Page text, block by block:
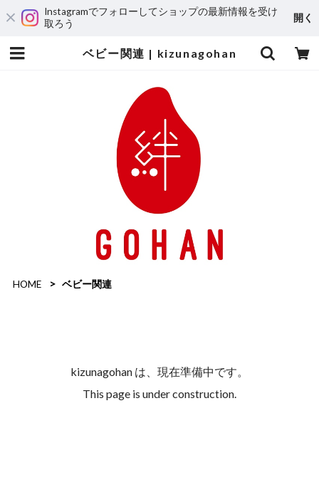
Instagramでフォローしてショップの最新情報を受け
取ろう
開く
ベビー関連 | kizunagohan
HOME ベビー関連
kizunagohan は、現在準備中です。
This page is under construction.